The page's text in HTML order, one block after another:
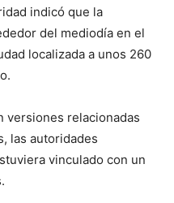
indicó que la
del mediodía en el
localizada a unos 260
versiones relacionadas
las autoridades
vinculado con un